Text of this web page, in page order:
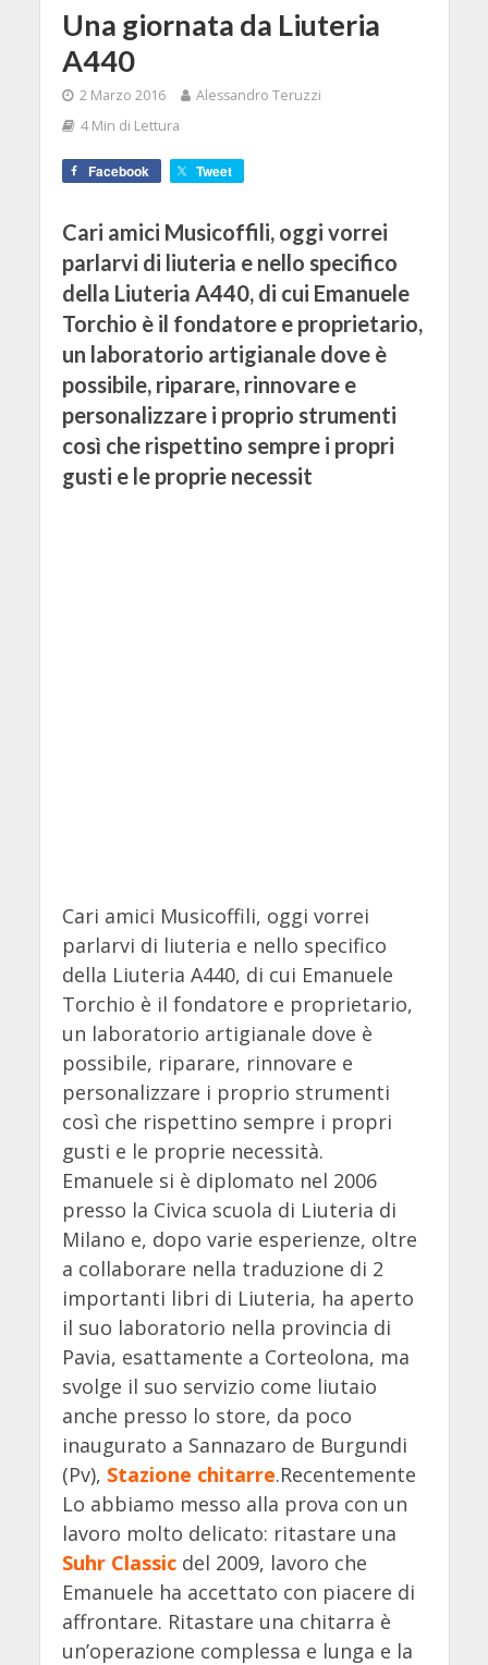
Una giornata da Liuteria
A440
2 Marzo 2016
Alessandro Teruzzi
4 Min di Lettura
Facebook Tweet
Cari amici Musicoffili, oggi vorrei
parlarvi di liuteria e nello specifico
della Liuteria A440, di cui Emanuele
Torchio è il fondatore e proprietario,
un laboratorio artigianale dove è
possibile, riparare, rinnovare e
personalizzare i proprio strumenti
così che rispettino sempre i propri
gusti e le proprie necessit
Cari amici Musicoffili, oggi vorrei
parlarvi di liuteria e nello specifico
della Liuteria A440, di cui Emanuele
Torchio è il fondatore e proprietario,
un laboratorio artigianale dove è
possibile, riparare, rinnovare e
personalizzare i proprio strumenti
così che rispettino sempre i propri
gusti e le proprie necessità.
Emanuele si è diplomato nel 2006
presso la Civica scuola di Liuteria di
Milano e, dopo varie esperienze, oltre
a collaborare nella traduzione di 2
importanti libri di Liuteria, ha aperto
il suo laboratorio nella provincia di
Pavia, esattamente a Corteolona, ma
svolge il suo servizio come liutaio
anche presso lo store, da poco
inaugurato a Sannazaro de Burgundi
(Pv), Stazione chitarre.Recentemente
Lo abbiamo messo alla prova con un
lavoro molto delicato: ritastare una
Suhr Classicdel 2009, lavoro che
Emanuele ha accettato con piacere di
affrontare. Ritastare una chitarra è
un’operazione complessa e lunga e la